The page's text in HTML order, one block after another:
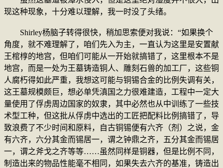
现这种现象，十分难以理解，我一时没了头绪。
Shirley杨脑子转得很快，稍加思索便对我说：“如果换个
角度，就不难理解了，咱们先入为主，一直认为这里是安置献
王棺椁的地宫，但咱们可能从一开始就搞错了，这里根本不是
地宫，而是一处为王墓铸造铜人、雕刻石兽的加工厂，这些铜
人腐朽得如此严重，我想这可能与铜锡合金的比例失调有关，
这王墓规模颇巨，想必单凭滇国之力很难建造，工程中一定大
量使用了俘虏周边国家的奴隶，其中必然也从中训练了一些技
术型工种，但这批从俘虏中选出的工匠把配料比例搞错了，导
致浪费了不少时间和原料，自古铜锡便有六齐（剂）之说，金
有六齐，六分其金而锡居一，谓之钟鼎之齐，五分其金而锡居
一，谓之斧戈之齐等等……虽然同样是铜器，但是比例不同，
制造出来的物品性能毫不相同，如果失去六齐的基准，铸造出